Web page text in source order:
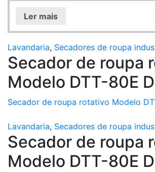
Ler mais
Lavandaria, Secadores de roupa
Secador de roupa
Modelo DTT-80E
Secador de roupa rotativo Modelo
Lavandaria, Secadores de roupa
Secador de roupa
Modelo DTT-80E